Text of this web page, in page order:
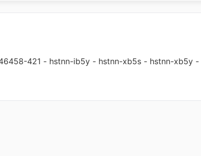
421 - hstnn-ib5y - hstnn-xb5s - hstnn-xb5y -